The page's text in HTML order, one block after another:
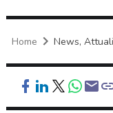
Home News,